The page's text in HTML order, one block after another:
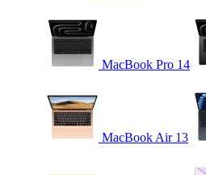
MacBook Pro 14
MacBook Air 13